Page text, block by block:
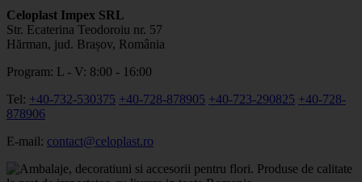
Celoplast Impex SRL
Str. Ecaterina Teodoroiu nr. 57
Hărman, jud. Brașov, România
Program: L - V: 8:00 - 16:00
Tel: +40-732-530375 +40-728-878905 +40-723-290825 +40-728-
878906
E-mail: contact@celoplast.ro